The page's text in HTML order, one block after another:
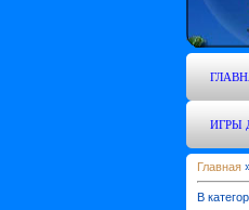
ИГРЫ
Главная
В